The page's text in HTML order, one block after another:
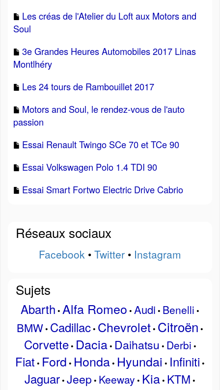
Les créas de l'Atelier du Loft aux Motors and
Soul
3e Grandes Heures Automobiles 2017 Linas
Montlhéry
Les 24 tours de Rambouillet 2017
Motors and Soul, le rendez-vous de l'auto
passion
Essai Renault Twingo SCe 70 et TCe 90
Essai Volkswagen Polo 1.4 TDI 90
Essai Smart Fortwo Electric Drive Cabrio
Réseaux sociaux
Facebook • Twitter • Instagram
Sujets
Abarth • Alfa Romeo • Audi • Benelli •
BMW• Cadillac• Chevrolet• Citroën •
Corvette• Dacia• Daihatsu • Derbi •
Fiat • Ford • Honda• Hyundai • Infiniti •
Jaguar• Jeep • Keeway • Kia• KTM •